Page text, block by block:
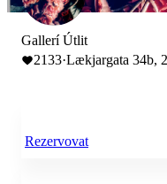
Gallerí Útlit
2133·Lækjargata 34b,
Rezervovat